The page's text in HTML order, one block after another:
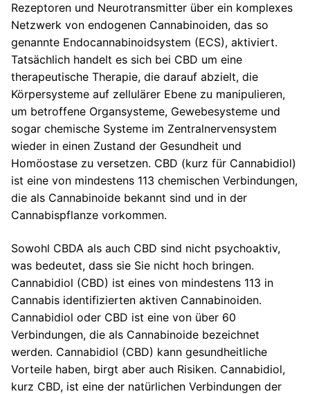
Rezeptoren und Neurotransmitter über ein komplexes
Netzwerk von endogenen Cannabinoiden, das so
genannte Endocannabinoidsystem (ECS), aktiviert.
Tatsächlich handelt es sich bei CBD um eine
therapeutische Therapie, die darauf abzielt, die
Körpersysteme auf zellulärer Ebene zu manipulieren,
um betroffene Organsysteme, Gewebesysteme und
sogar chemische Systeme im Zentralnervensystem
wieder in einen Zustand der Gesundheit und
Homöostase zu versetzen. CBD (kurz für Cannabidiol)
ist eine von mindestens 113 chemischen Verbindungen,
die als Cannabinoide bekannt sind und in der
Cannabispflanze vorkommen.
Sowohl CBDA als auch CBD sind nicht psychoaktiv,
was bedeutet, dass sie Sie nicht hoch bringen.
Cannabidiol (CBD) ist eines von mindestens 113 in
Cannabis identifizierten aktiven Cannabinoiden.
Cannabidiol oder CBD ist eine von über 60
Verbindungen, die als Cannabinoide bezeichnet
werden. Cannabidiol (CBD) kann gesundheitliche
Vorteile haben, birgt aber auch Risiken. Cannabidiol,
kurz CBD, ist eine der natürlichen Verbindungen der